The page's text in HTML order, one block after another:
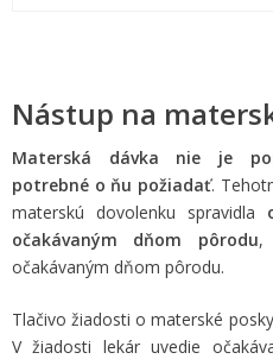
Nástup na
Materská dávka nie je
potrebné o ňu požiadať.
materskú dovolenku spravidla
očakávaným dňom pôrodu,
očakávaným dňom pôrodu.
Tlačivo žiadosti o materské
V žiadosti lekár uvedie